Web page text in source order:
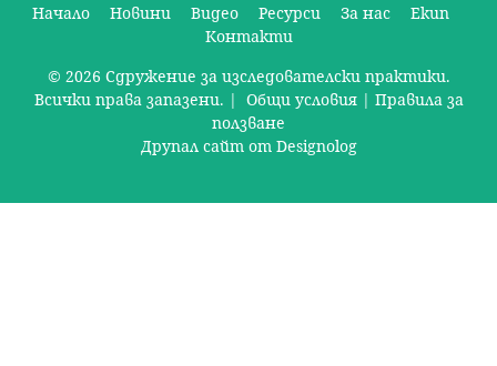
с
в
Начало Новини Видео Ресурси За нас
Екип
Контакти
© 2026 Сдружение за изследователски практики.
Всички права запазени. | Общи условия| Правила за
ползване
Друпал сайт от Designolog